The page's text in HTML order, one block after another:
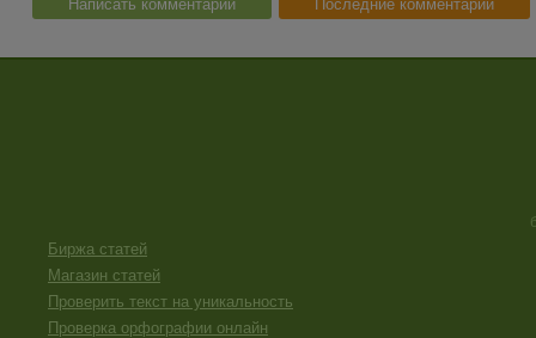
Написать комментарий Последние комментарии
Биржа статей
Магазин статей
Проверить текст на уникальность
Проверка орфографии онлайн